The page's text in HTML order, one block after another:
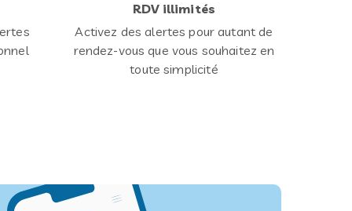
RDV illimités
Activez des alertes pour autant de
rendez-vous que vous souhaitez en
toute simplicité